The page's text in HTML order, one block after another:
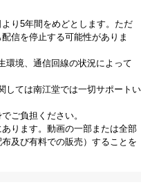
り5年間をめどとします。ただ
信を停止する可能性がありま
環境、通信回線の状況によって
しては南江堂では一切サポートい
ご負担ください。
ります。動画の一部または全部
及び有料での販売）することを